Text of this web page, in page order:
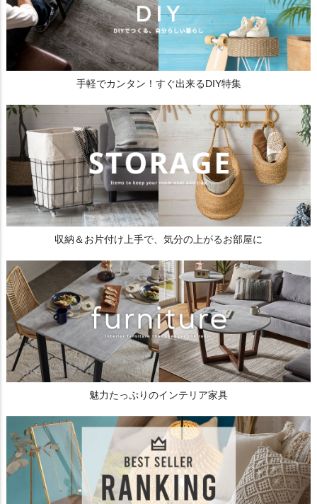
手軽でカンタン！すぐ出来るDIY特集
収納＆お片付け上手で、気分の上がるお部屋に
魅力たっぷりのインテリア家具